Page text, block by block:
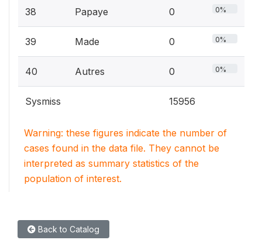
38 Papaye 0 0%
39 Made 0 0%
40 Autres 0 0%
Sysmiss 15956
Warning: these figures indicate the number of
cases found in the data file. They cannot be
interpreted as summary statistics of the
population of interest.
Back to Catalog